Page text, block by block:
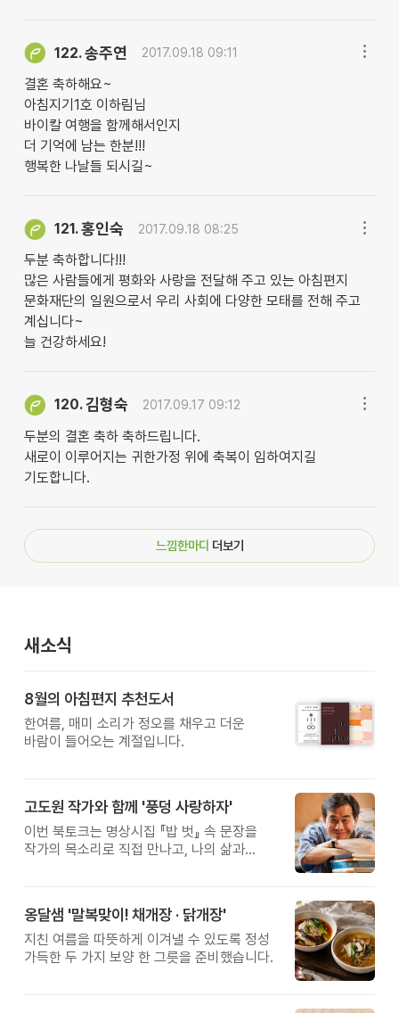
122.송주연 2017.09.18 09:11
결혼 축하해요~
아침지기1호 이하림님
바이칼 여행을 함께해서인지
더 기억에 남는 한분!!!
행복한 나날들 되시길~
121.홍인숙 2017.09.18 08:25
두분 축하합니다!!!
많은 사람들에게 평화와 사랑을 전달해 주고 있는 아침편지
문화재단의 일원으로서 우리 사회에 다양한 모태를 전해 주고
계십니다~
늘 건강하세요!
120.김형숙 2017.09.17 09:12
두분의 결혼 축하 축하드립니다.
새로이 이루어지는 귀한가정 위에 축복이 임하여지길
기도합니다.
느낌한마디 더보기
새소식
8월의 아침편지 추천도서
한여름, 매미 소리가 정오를 채우고 더운
바람이 들어오는 계절입니다.
고도원 작가와 함께 '풍덩 사랑하자'
이번 북토크는 명상시집 『밥 벗』 속 문장을
작가의 목소리로 직접 만나고, 나의 삶과
옹달샘 '말복맞이! 채개장 · 닭개장'
지친 여름을 따뜻하게 이겨낼 수 있도록 정성
가득한 두 가지 보양 한 그릇을 준비했습니다.